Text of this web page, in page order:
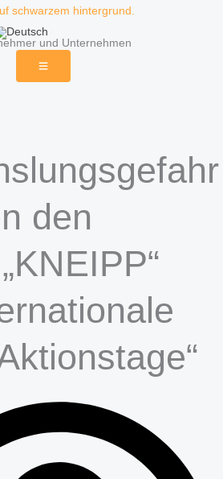
und Unternehmen
den